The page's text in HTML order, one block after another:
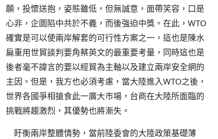
願，投懷送抱，姿態雖低，但無誠意，面帶笑容，口是
心非，企圖陷中共於不義，而後強迫中獎。在此，WTO
確實是可以使兩岸解套的可行性方案之一，這也是陳水
扁重用世貿談判要角蔡英文的最重要考量，同時這也是
後者毫不諱言的要以經貿為主軸以及建立兩岸安全網的
主因。但是，我方也必須考慮，當大陸進入WTO之後，
世界各國爭相搶食此一廣大市場，台商在大陸所面臨的
挑戰將趨激烈，其優勢也將漸失。
盱衡兩岸整體情勢，當前陸委會的大陸政策基礎薄